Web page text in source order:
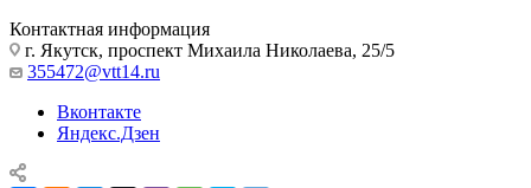
Контактная информация
г. Якутск, проспект Михаила Николаева, 25/5
355472@vtt14.ru
Вконтакте
Яндекс.Дзен